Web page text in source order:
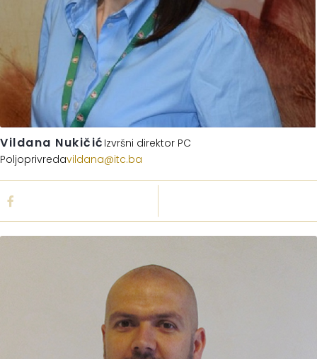
Vildana Nukičić Izvršni direktor PC
Poljoprivredavildana@itc.ba